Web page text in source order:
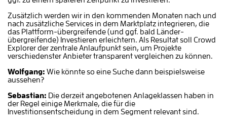
Zusätzlich werden wir in den kommenden Monaten nach und
nach zusätzliche Services in dem Marktplatz integrieren, die
das Plattform-übergreifende (und ggf. bald Länder-
übergreifende) Investieren erleichtern. Als Resultat soll Crowd
Explorer der zentrale Anlaufpunkt sein, um Projekte
verschiedenster Anbieter transparent vergleichen zu können.
Wolfgang: Wie könnte so eine Suche dann beispielsweise
aussehen?
Sebastian: Die derzeit angebotenen Anlageklassen haben in
der Regel einige Merkmale, die für die
Investitionsentscheidung in dem Segment relevant sind.